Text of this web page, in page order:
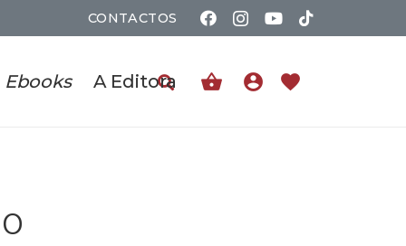
CONTACTOS
Ebooks A Editora shopping_basket account_circle favorite